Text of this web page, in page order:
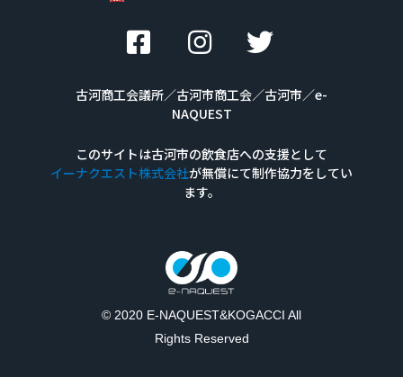
古河商工会議所／古河市商工会／古河市／e-
NAQUEST
このサイトは古河市の飲食店への支援として
イーナクエスト株式会社が無償にて制作協力を してい
ます。
© 2020 E-NAQUEST&KOGACCI All
Rights Reserved